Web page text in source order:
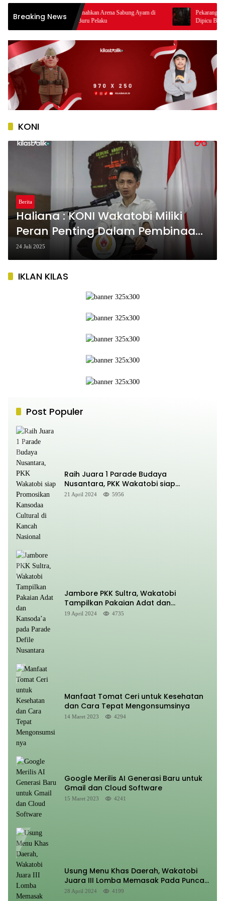
Breaking News
Polres Baubau Musnahkan Arena Sabung Ayam di
Waborobo, Polisi Buru Pelaku
Pekarangan Rumah di
Dipicu Bara Bekas
KONI
Berita
Haliana : KONI Wakatobi Miliki
Peran Penting Dalam Pembinaan
Olahraga Prestasi
24 Juli 2025
IKLAN KILAS
Post Populer
Raih Juara 1 Parade Budaya
Nusantara, PKK Wakatobi siap
Promosikan Kansodaa Cultural di
21 April 2024 5956
Jambore PKK Sultra, Wakatobi
Tampilkan Pakaian Adat dan
Kansoda’a pada Parade Defile
19 April 2024 4735
Manfaat Tomat Ceri untuk Kesehatan
dan Cara Tepat Mengonsumsinya
14 Maret 2023 4294
Google Merilis AI Generasi Baru untuk
Gmail dan Cloud Software
15 Maret 2023 4241
Usung Menu Khas Daerah, Wakatobi
Juara III Lomba Memasak Pada Puncak
HUT Sultra Ke 60
28 April 2024 4199